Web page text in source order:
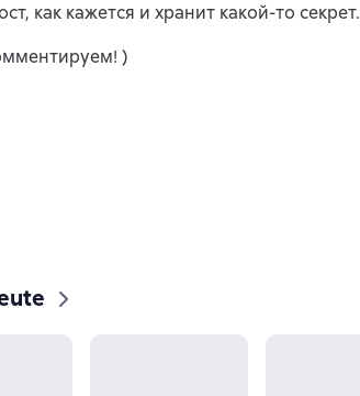
как кажется и хранит какой-то секрет.
)